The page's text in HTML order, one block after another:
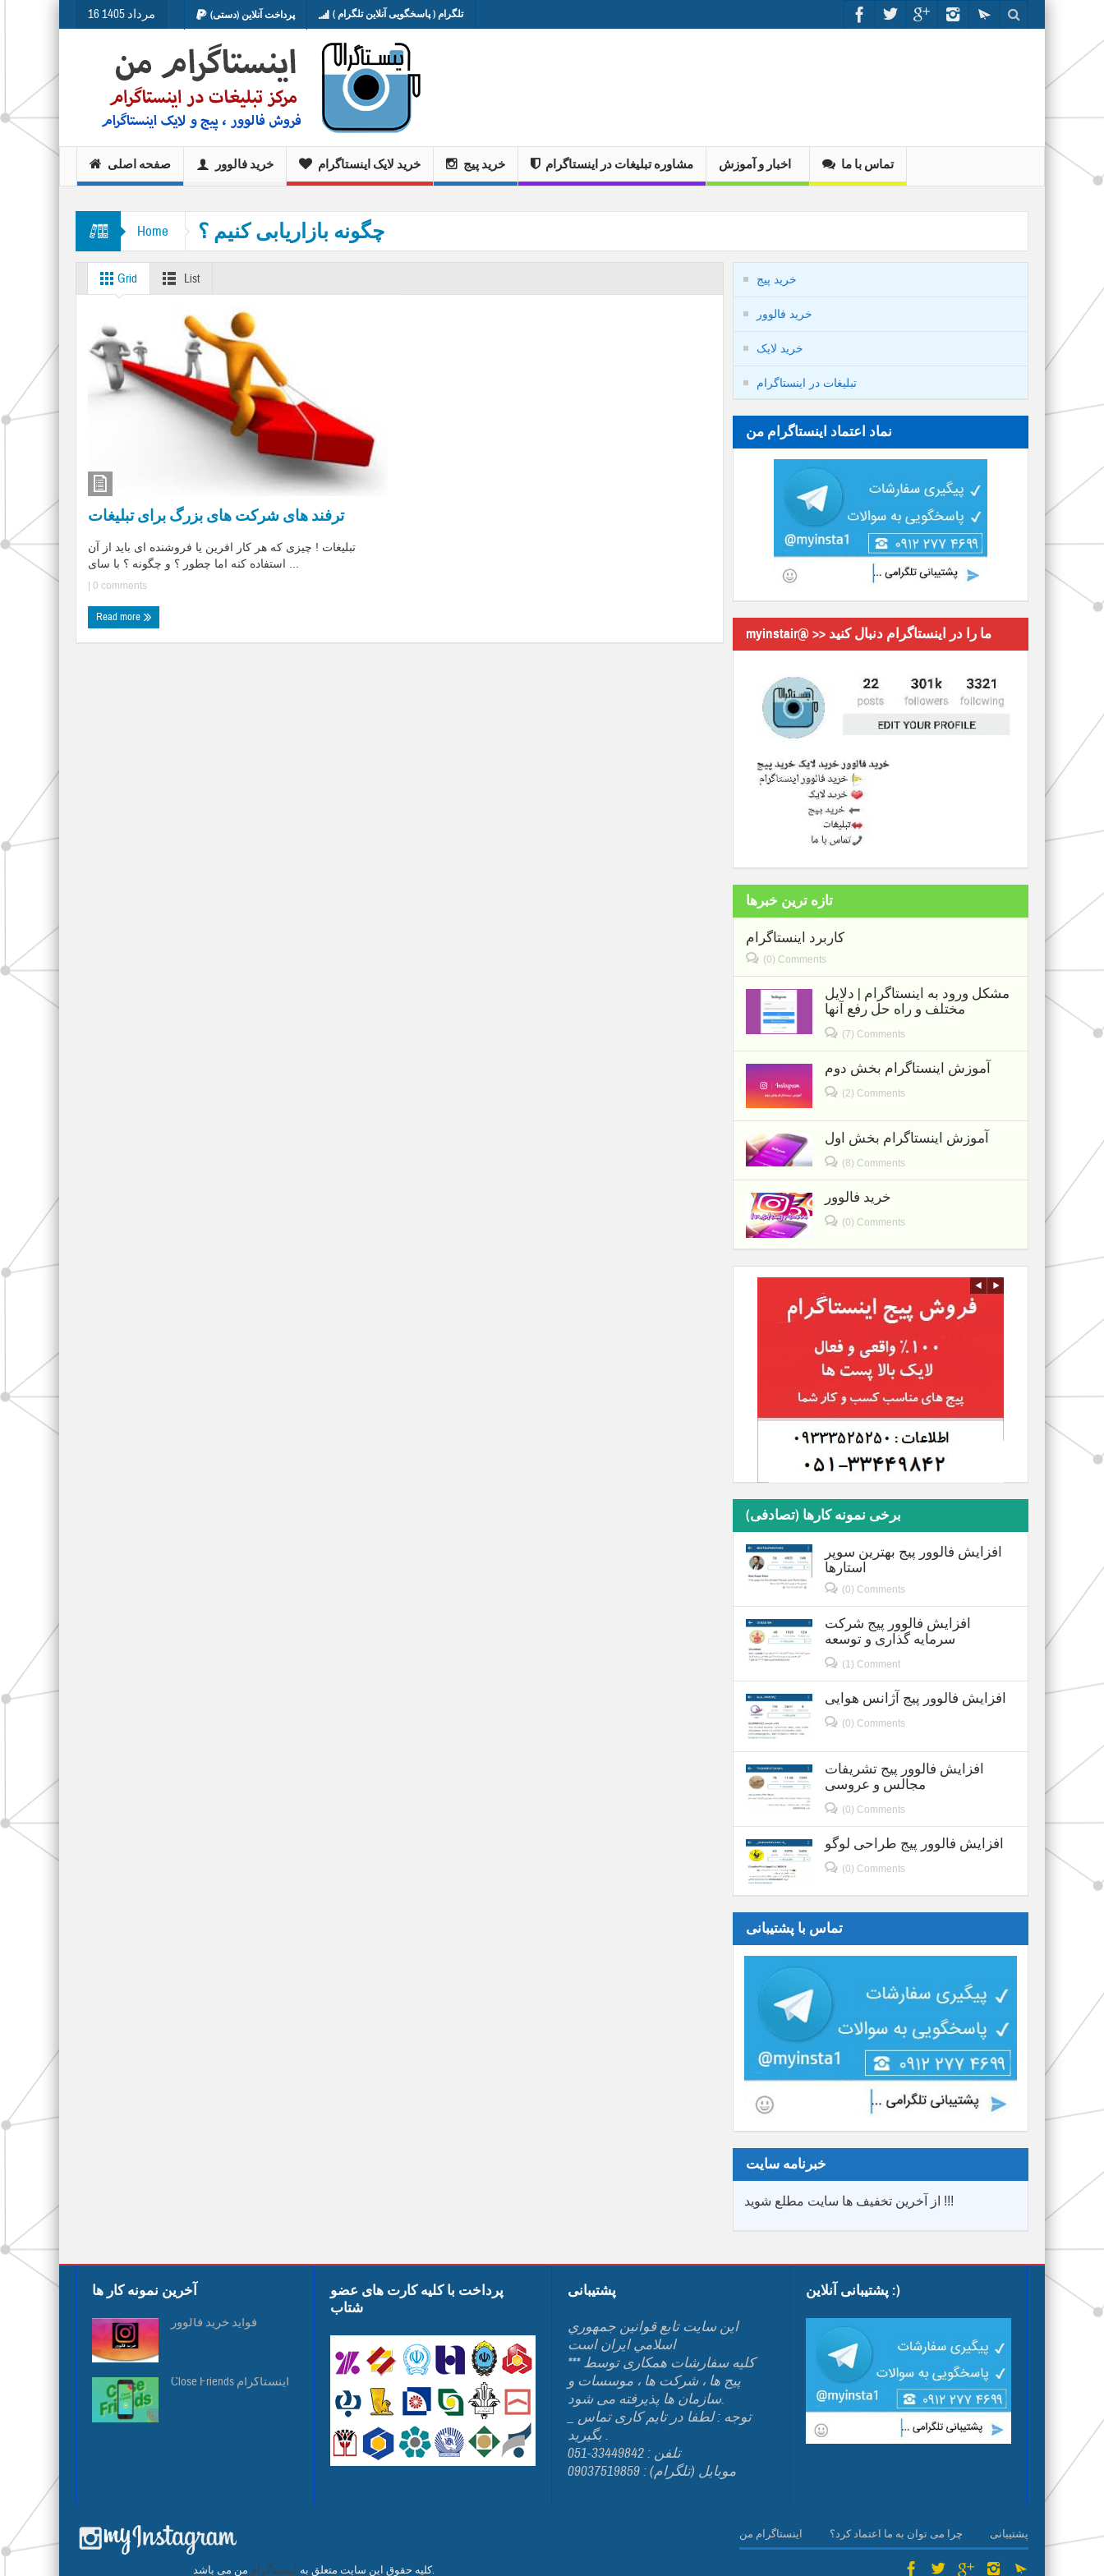
16 مرداد 1405 پرداخت آنلاین (دستی) تلگرام ( پاسخگویی آنلاین تلگرام )
صفحه اصلی خرید فالوور خرید لایک اینستاگرام خرید پیج مشاوره تبلیغات در اینستاگرام اخبار و آموزش تماس با ما
Home چگونه بازاریابی کنیم ؟
Grid List
ترفند های شرکت های بزرگ برای تبلیغات
تبلیغات ! چیزی که هر کار افرین یا فروشنده ای باید از آن
| 0 comments
Read more
خرید پیج
خرید فالوور
خرید لایک
تبلیغات در اینستاگرام
نماد اعتماد اینستاگرام من
myinstair@ >> ما را در اینستاگرام دنبال کنید
تازه ترین خبرها
کاربرد اینستاگرام
(0) Comments
مشکل ورود به اینستاگرام | دلایل
مختلف و راه حل رفع آنها
(7) Comments
آموزش اینستاگرام بخش دوم
(2) Comments
آموزش اینستاگرام بخش اول
(8) Comments
خرید فالوور
(0) Comments
برخی نمونه کارها (تصادفی)
افزایش فالوور پیج بهترین سوپر
استارها
(0) Comments
افزایش فالوور پیج شرکت
سرمایه گذاری و توسعه
(1) Comment
افزایش فالوور پیج آژانس هوایی
(0) Comments
افزایش فالوور پیج تشریفات
مجالس و عروسی
(0) Comments
افزایش فالوور پیج طراحی لوگو
(0) Comments
تماس با پشتیبانی
خبرنامه سایت
از آخرین تخفیف ها سایت مطلع شوید !!!
آخرین نمونه کار ها
فواید خرید فالوور
Close Friends اینستاگرام
پرداخت با کلیه کارت های عضو
شتاب
پشتیبانی
اين سايت تابع قوانين جمهوري
اسلامي ايران است
*** کلیه سفارشات همکاری توسط
پیج ها ، شرکت ها ، موسسات و
سازمان ها پذیرفته می شود.
بگیرید .
تلفن : 33449842-051
موبایل (تلگرام) : 09037519859
پشتیبانی آنلاین :)
اینستاگرام من چرا می توان به ما اعتماد کرد؟ پشتیبانی
کلیه حقوق این سایت متعلق به اینستاگرام من می باشد.